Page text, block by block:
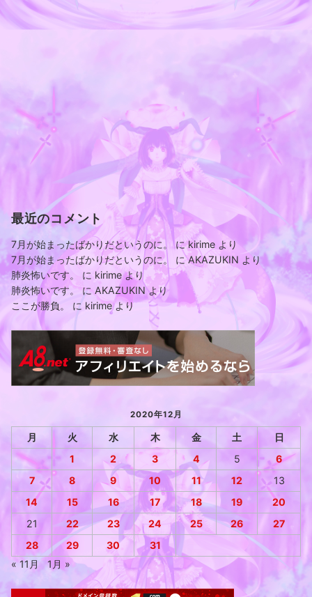
最近のコメント
7月が始まったばかりだというのに。にkirime より
7月が始まったばかりだというのに。
にAKAZUKIN より
肺炎怖いです。
に kirimeより
肺炎怖いです。に AKAZUKINより
ここが勝負。
に kirimeより
2020年12月
月 火 水 木 金 土
日
1
2 3 4 5
6
7
8 9 10 11 12
13
14
15 16 17 18 19
20
21
22 23 24 25 26
27
28
29 30
31
« 11月
1月 »